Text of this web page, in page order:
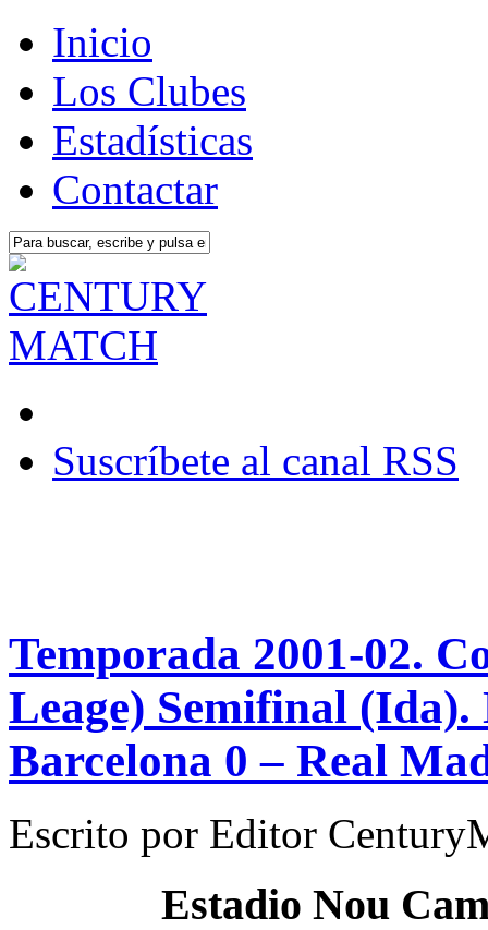
Inicio
Los Clubes
Estadísticas
Contactar
Suscríbete al canal RSS
Temporada 2001-02.
Leage) Semifinal (Ida).
Barcelona 0 – Real
Escrito por Editor
EstadioNou